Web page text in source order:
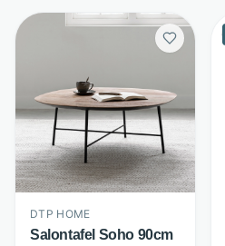
DTP HOME
Salontafel Soho 90cm